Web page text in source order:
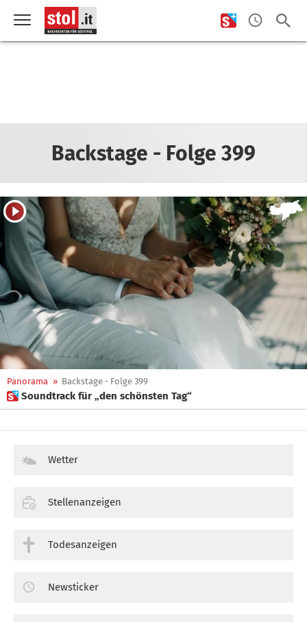
Backstage - Folge 399
Panorama » Backstage - Folge 399
 Soundtrack für „den schönsten Tag“
Wetter
Stellenanzeigen
Todesanzeigen
Newsticker